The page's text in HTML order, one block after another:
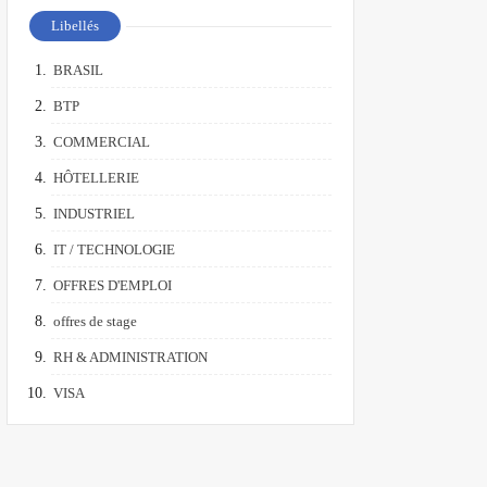
Libellés
BRASIL
BTP
COMMERCIAL
HÔTELLERIE
INDUSTRIEL
IT / TECHNOLOGIE
OFFRES D'EMPLOI
offres de stage
RH & ADMINISTRATION
VISA